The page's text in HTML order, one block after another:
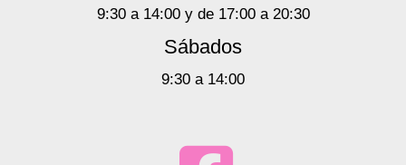
9:30 a 14:00 y de 17:00 a 20:30
Sábados
9:30 a 14:00